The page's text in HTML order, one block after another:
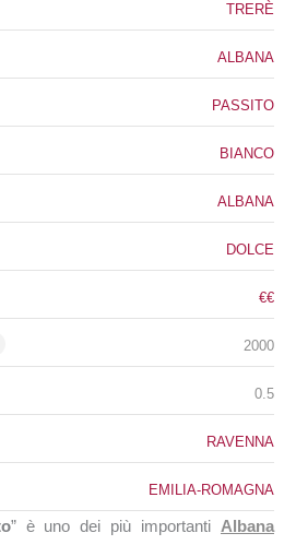
TRERÈ
ALBANA
PASSITO
BIANCO
ALBANA
DOLCE
€€
2000
0.5
RAVENNA
EMILIA-ROMAGNA
” è uno dei più importanti Albana